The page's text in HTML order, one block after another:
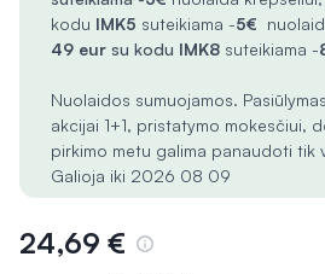
kodu IMK5 suteikiama -5€
49 eur su kodu IMK8 suteikiama -
Nuolaidos sumuojamos.
akcijai 1+1, pristatymo mokesčiui,
pirkimo metu galima panaudoti tik
Galioja iki 2026 08 09
24,69 €